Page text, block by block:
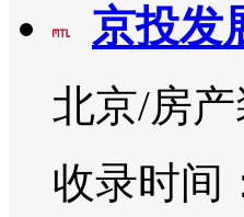
京投发
北京/房
收录时间